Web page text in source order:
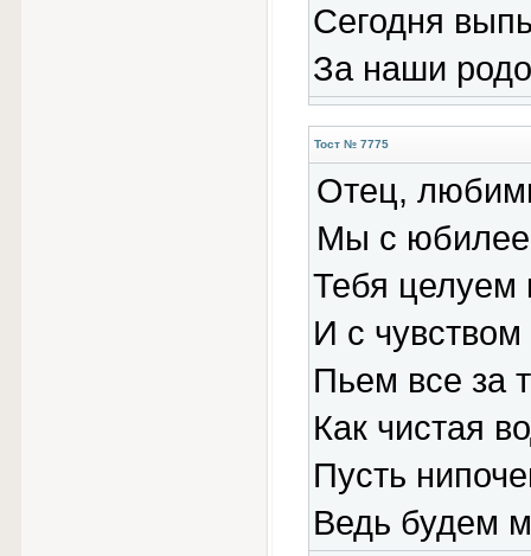
Сегодня
За наши
Тост № 7775
Отец,
Мы с
Тебя целуем
И с
Пьем все за
Как чистая
Пусть
Ведь будем